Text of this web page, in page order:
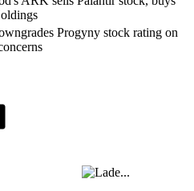
Progyny stock rating on